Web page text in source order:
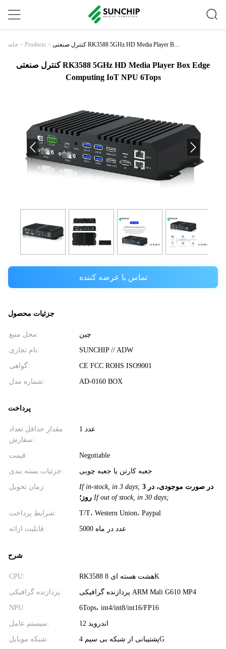
خانه > Products > کنترل صنعتی RK3588 5GHz HD Media Player Box
کنترل صنعتی RK3588 5GHz HD Media Player Box Edge
Computing IoT NPU 6Tops
تماس با عرضه کننده
جزئیات محصول
محل منبع: چین
نام تجاری: SUNCHIP // ADW
گواهی: CE FCC ROHS ISO9001
شماره مدل: AD-0160 BOX
پرداخت
مقدار حداقل تعداد
سفارش:
1 عدد
قیمت: Negotiable
جزئیات بسته بندی: جعبه کارتن یا جعبه چوبی
زمان تحویل: If in-stock, in 3 days; در صورت موجودی، در 3
روز؛ If out of stock, in 30 days;
شرایط پرداخت: T/T، Western Union، Paypal
قابلیت ارائه: 5000 عدد در ماه
شرح
CPU: RK3588 هشت هسته ای 8K
پردازنده گرافیکی: پردازنده گرافیکی ARM Mali G610 MP4
NPU: 6Tops، int4/int8/int16/FP16
سیستم عامل: اندروید 12
شبکه موبایل: پشتیبانی از شبکه بی سیم 4G